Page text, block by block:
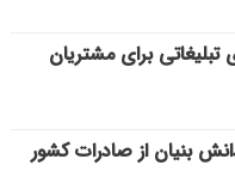
برای مشتریان
بنیان از صادرات کشور